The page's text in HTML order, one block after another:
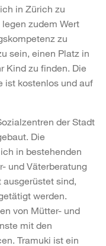
in Zürich zu
zudem Wert
zu
sein, einen Platz in
Kind zu finden. Die
ist kostenlos und auf
der Stadt
Die
in bestehenden
und Väterberatung
sind,
werden.
von Mütter- und
mit den
Tramuki ist ein